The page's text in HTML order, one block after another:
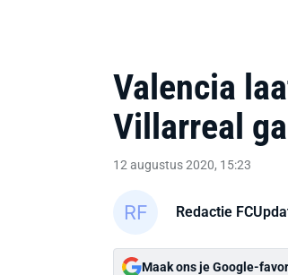
Valencia
Villarreal
12 augustus 2020, 15:23
Redactie
Maak ons je Google-